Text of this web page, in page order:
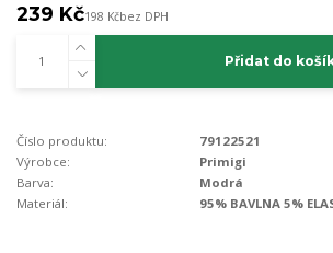
239 Kč198 Kčbez DPH
Přidat do
Číslo produktu:
79122521
Výrobce:
Primigi
Barva:
Modrá
Materiál:
95% BAVLNA 5%